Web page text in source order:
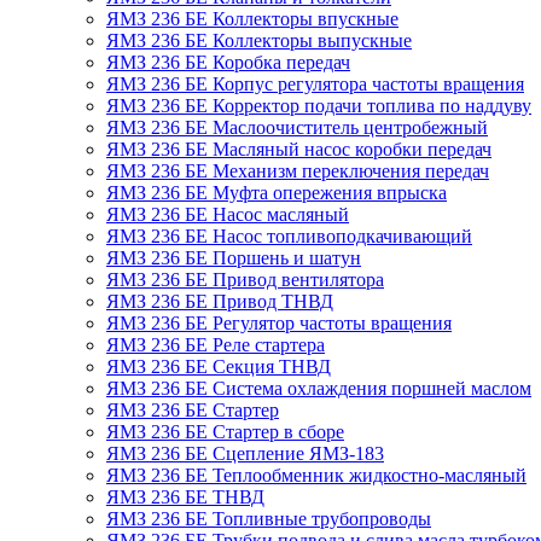
ЯМЗ 236 БЕ Коллекторы впускные
ЯМЗ 236 БЕ Коллекторы выпускные
ЯМЗ 236 БЕ Коробка передач
ЯМЗ 236 БЕ Корпус регулятора частоты вращения
ЯМЗ 236 БЕ Корректор подачи топлива по наддуву
ЯМЗ 236 БЕ Маслоочиститель центробежный
ЯМЗ 236 БЕ Масляный насос коробки передач
ЯМЗ 236 БЕ Механизм переключения передач
ЯМЗ 236 БЕ Муфта опережения впрыска
ЯМЗ 236 БЕ Насос масляный
ЯМЗ 236 БЕ Насос топливоподкачивающий
ЯМЗ 236 БЕ Поршень и шатун
ЯМЗ 236 БЕ Привод вентилятора
ЯМЗ 236 БЕ Привод ТНВД
ЯМЗ 236 БЕ Регулятор частоты вращения
ЯМЗ 236 БЕ Реле стартера
ЯМЗ 236 БЕ Секция ТНВД
ЯМЗ 236 БЕ Система охлаждения поршней маслом
ЯМЗ 236 БЕ Стартер
ЯМЗ 236 БЕ Стартер в сборе
ЯМЗ 236 БЕ Сцепление ЯМЗ-183
ЯМЗ 236 БЕ Теплообменник жидкостно-масляный
ЯМЗ 236 БЕ ТНВД
ЯМЗ 236 БЕ Топливные трубопроводы